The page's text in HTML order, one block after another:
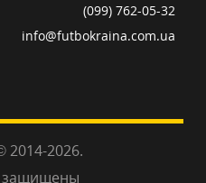
(099) 762-05-32
info@futbokraina.com.ua
2014-2026.
защищены